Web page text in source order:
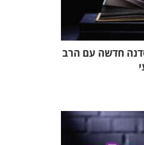
חדשה עם הרב